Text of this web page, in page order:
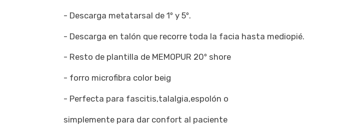
- Descarga metatarsal de 1º y 5º.
- Descarga en talón que recorre toda la facia hasta mediopié.
- Resto de plantilla de MEMOPUR 20º shore
- forro microfibra color beig
- Perfecta para fascitis,talalgia,espolón o
simplemente para dar confort al paciente